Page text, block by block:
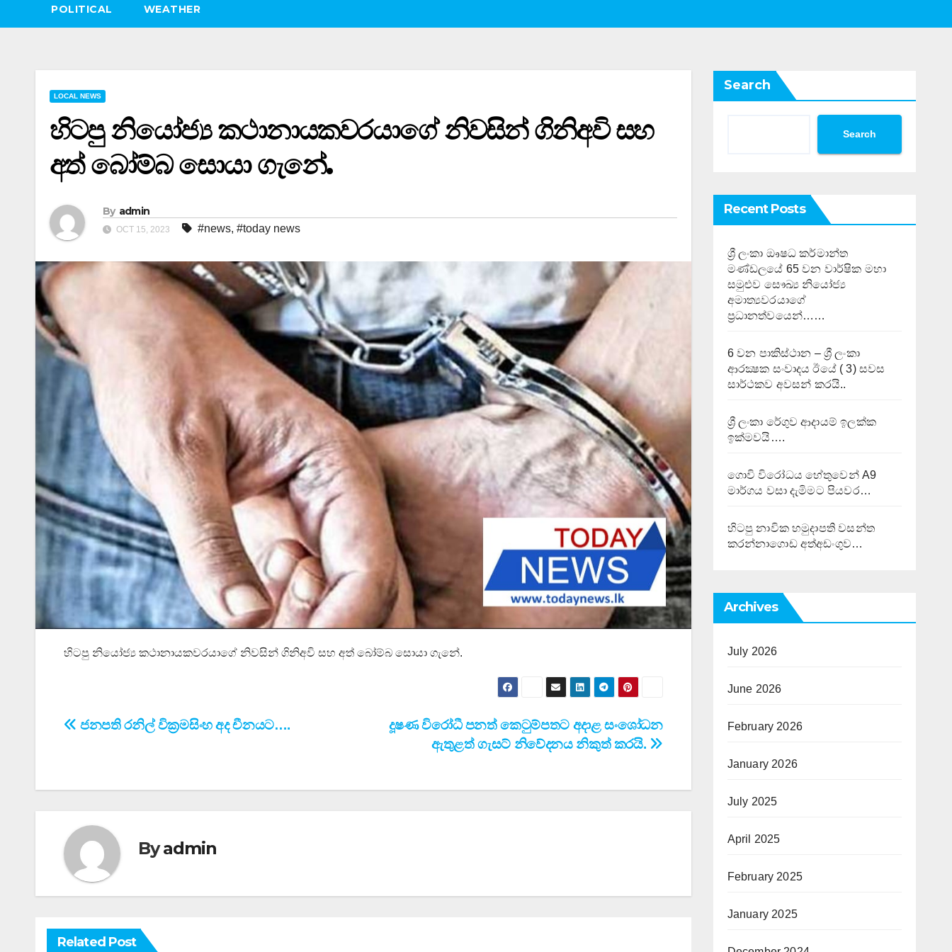
POLITICAL WEATHER
LOCAL NEWS
හිටපු නියෝජ්‍ය කථානායකවරයාගේ නිවසින් ගිනිඅවි සහ
අත් බෝම්බ සොයා ගැනේ.
By admin
OCT 15, 2023 #news, #today news
හිටපු නියෝජ්‍ය කථානායකවරයාගේ නිවසින් ගිනිඅවි සහ අත් බෝම්බ සොයා ගැනේ.
Post
දූෂණ විරෝධී පනත් කෙටුම්පතට අදාළ සංශෝධන
ඇතුළත් ගැසට් නිවේදනය නිකුත් කරයි.
ජනපති රනිල් වික්‍රමසිංහ අද චීනයට….
Byadmin
Related Post
Search
Search
Recent Posts
ශ්‍රී ලංකා ඖෂධ කර්මාන්ත
මණ්ඩලයේ 65 වන වාර්ෂික මහා
සමුළුව සෞඛ්‍ය නියෝජ්‍ය
අමාත්‍යවරයාගේ
ප්‍රධානත්වයෙන්……
6 වන පාකිස්ථාන – ශ්‍රී ලංකා
ආරක්‍ෂක සංවාදය ඊයේ ( 3) සවස
සාර්ථකව අවසන් කරයි..
ශ්‍රී ලංකා රේගුව ආදායම් ඉලක්ක
ඉක්මවයි….
ගොවි විරෝධය හේතුවෙන් A9
මාර්ගය වසා දැමිමට පියවර…
හිටපු නාවික හමුදාපති වසන්ත
කරන්නාගොඩ අත්අඩංගුව…
Archives
July 2026
June 2026
February 2026
January 2026
July 2025
April 2025
February 2025
January 2025